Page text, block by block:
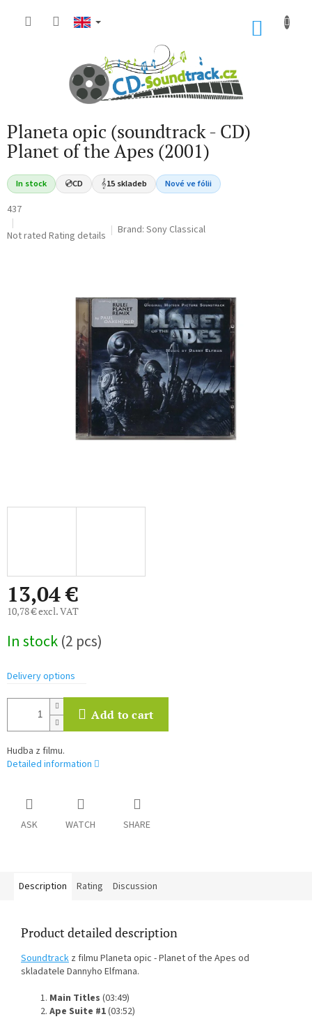
Planeta opic (soundtrack - CD)
Planet of the Apes (2001)
In stock 💿CD 𝄞15 skladeb Nové ve fólii
437
The
Not rated Rating details Brand: Sony Classical
13,04 €
10,78 € excl. VAT
price:
In stock(2 pcs)
Delivery options
Add to cart
Hudba z filmu.
Detailed information
ASK WATCH SHARE
Description Rating Discussion
Product detailed description
Soundtrack z filmu Planeta opic - Planet of the Apes od
skladatele Dannyho Elfmana.
1. Main Titles (03:49)
2. Ape Suite #1(03:52)